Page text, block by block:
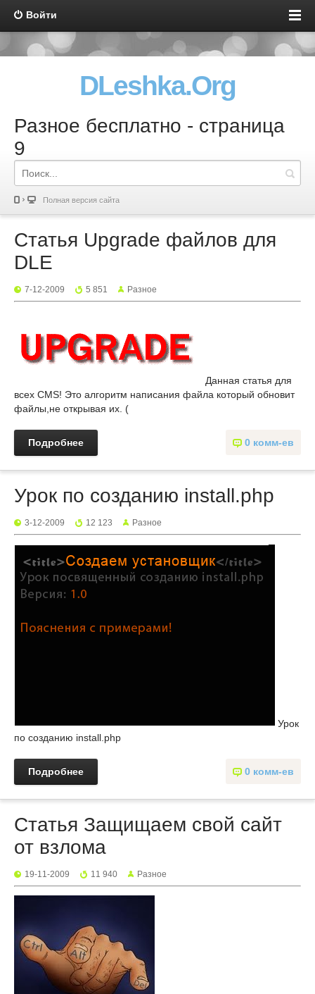
Войти
DLeshka.Org
Разное бесплатно - страница
9
Полная версия сайта
Статья Upgrade файлов для
DLE
7-12-2009 5 851 Разное
Данная статья для
всех CMS! Это алгоритм написания файла который обновит
файлы,не открывая их. (
0 комм-ев
Подробнее
Урок по созданию install.php
3-12-2009 12 123 Разное
Урок
по созданию install.php
0 комм-ев
Подробнее
Статья Защищаем свой сайт
от взлома
19-11-2009 11 940 Разное